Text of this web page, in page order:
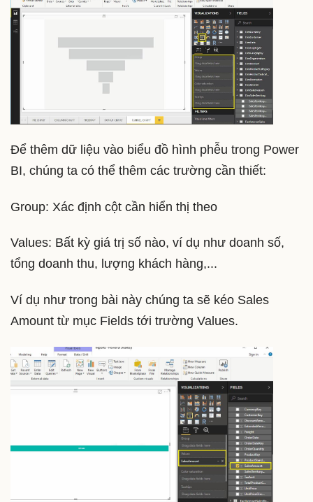
Để thêm dữ liệu vào biểu đồ hình phễu trong Power
BI, chúng ta có thể thêm các trường cần thiết:
Group: Xác định cột cần hiển thị theo
Values: Bất kỳ giá trị số nào, ví dụ như doanh số,
tổng doanh thu, lượng khách hàng,...
Ví dụ như trong bài này chúng ta sẽ kéo Sales
Amount từ mục Fields tới trường Values.